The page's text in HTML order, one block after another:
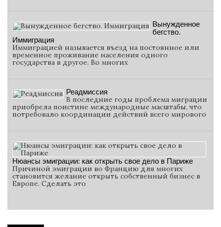
Вынужденное
бегство.
Иммиграция
Иммиграцией называется въезд на постоянное или
временное проживание населения одного
государства в другое. Во многих
Реадмиссия
В последние годы проблема миграции
приобрела поистине международные масштабы, что
потребовало координации действий всего мирового
Нюансы эмиграции: как открыть свое дело в Париже
Причиной эмиграции во Францию для многих
становится желание открыть собственный бизнес в
Европе. Сделать это